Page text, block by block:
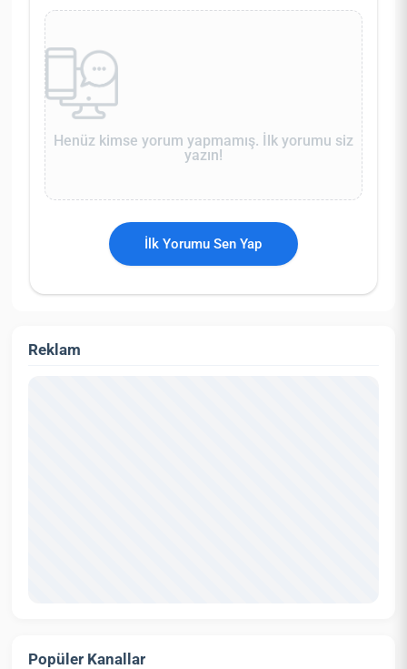
Henüz kimse yorum yapmamış. İlk yorumu siz
yazın!
İlk Yorumu Sen Yap
Reklam
Popüler Kanallar